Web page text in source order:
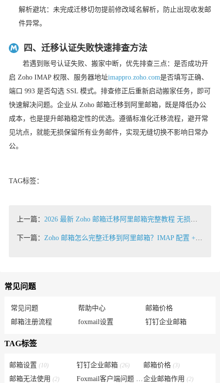
解析避坑：未完成迁移切勿提前修改域名解析，防止出现收发邮
件异常。
四、迁移认证失败快速排查方法
若遇到账号认证失败、搬家中断，优先排查三点：是否成功开
启 Zoho IMAP 权限、服务器地址imappro.zoho.com是否填写正确、
端口 993 是否勾选 SSL 模式。排查修正后重新启动搬家任务，即可
快速解决问题。企业从 Zoho 邮箱迁移到阿里邮箱，既是降低办公
成本，也是提升邮箱稳定性的优选。遵循标准化迁移流程，避开常
见坑点，就能无损保留所有业务邮件，实现无缝切换不影响日常办
公。
TAG标签：
上一篇： 2026 最新 Zoho 邮箱迁移阿里邮箱完整教程 无损一键搬家
下一篇： Zoho 邮箱怎么完整迁移到阿里邮箱？IMAP 配置 + 批量搬家技巧
常见问题
常见问题 帮助中心
邮箱价格
邮箱注册流程
foxmail设置 钉钉企业邮箱
TAG标签
邮箱设置 (10) 钉钉企业邮箱 (26) 邮箱价格(3)
邮箱无法使用 (2) Foxmail客户端问题
(6)企业邮箱作用(2)